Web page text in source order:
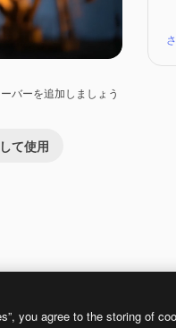
バーを追加しましょう
て使用
you agree to the storing of